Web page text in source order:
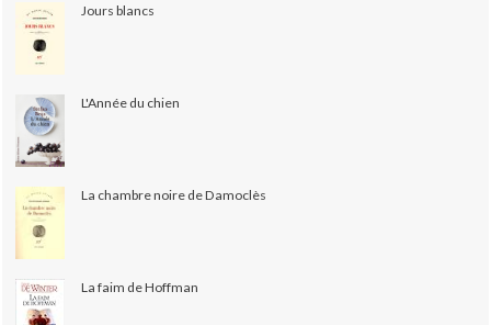
Jours blancs
L'Année du chien
La chambre noire de Damoclès
La faim de Hoffman